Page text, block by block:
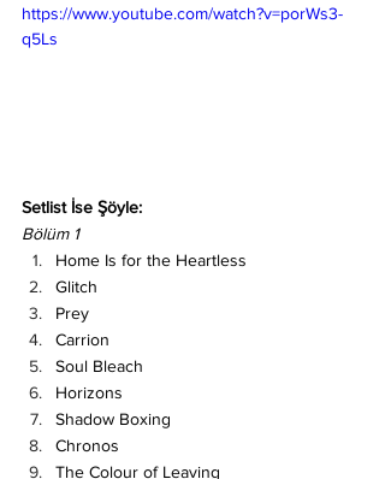
https://www.youtube.com/watch?v=porWs3-
q5Ls
Setlist İse Şöyle:
Bölüm 1
Home Is for the Heartless
Glitch
Prey
Carrion
Soul Bleach
Horizons
Shadow Boxing
Chronos
The Colour of Leaving